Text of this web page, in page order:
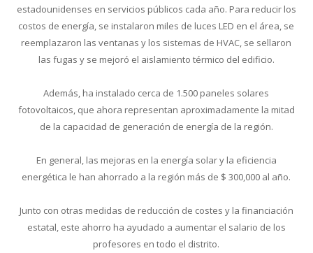
estadounidenses en servicios públicos cada año. Para reducir los
costos de energía, se instalaron miles de luces LED en el área, se
reemplazaron las ventanas y los sistemas de HVAC, se sellaron
las fugas y se mejoró el aislamiento térmico del edificio.
Además, ha instalado cerca de 1.500 paneles solares
fotovoltaicos, que ahora representan aproximadamente la mitad
de la capacidad de generación de energía de la región.
En general, las mejoras en la energía solar y la eficiencia
energética le han ahorrado a la región más de $ 300,000 al año.
Junto con otras medidas de reducción de costes y la financiación
estatal, este ahorro ha ayudado a aumentar el salario de los
profesores en todo el distrito.